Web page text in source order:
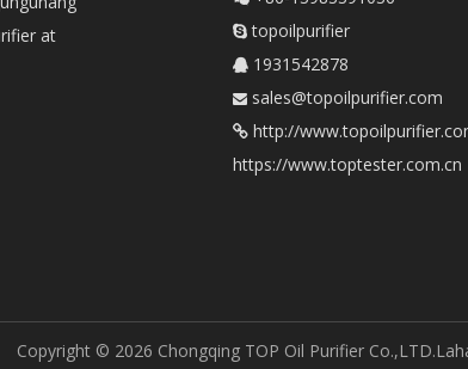
at
 topoilpurifier
 1931542878
 sales@topoilpurifier.com
 http://
https://www.toptester.com.cn
Copyright © 2026 Chongqing TOP Oil Purifier